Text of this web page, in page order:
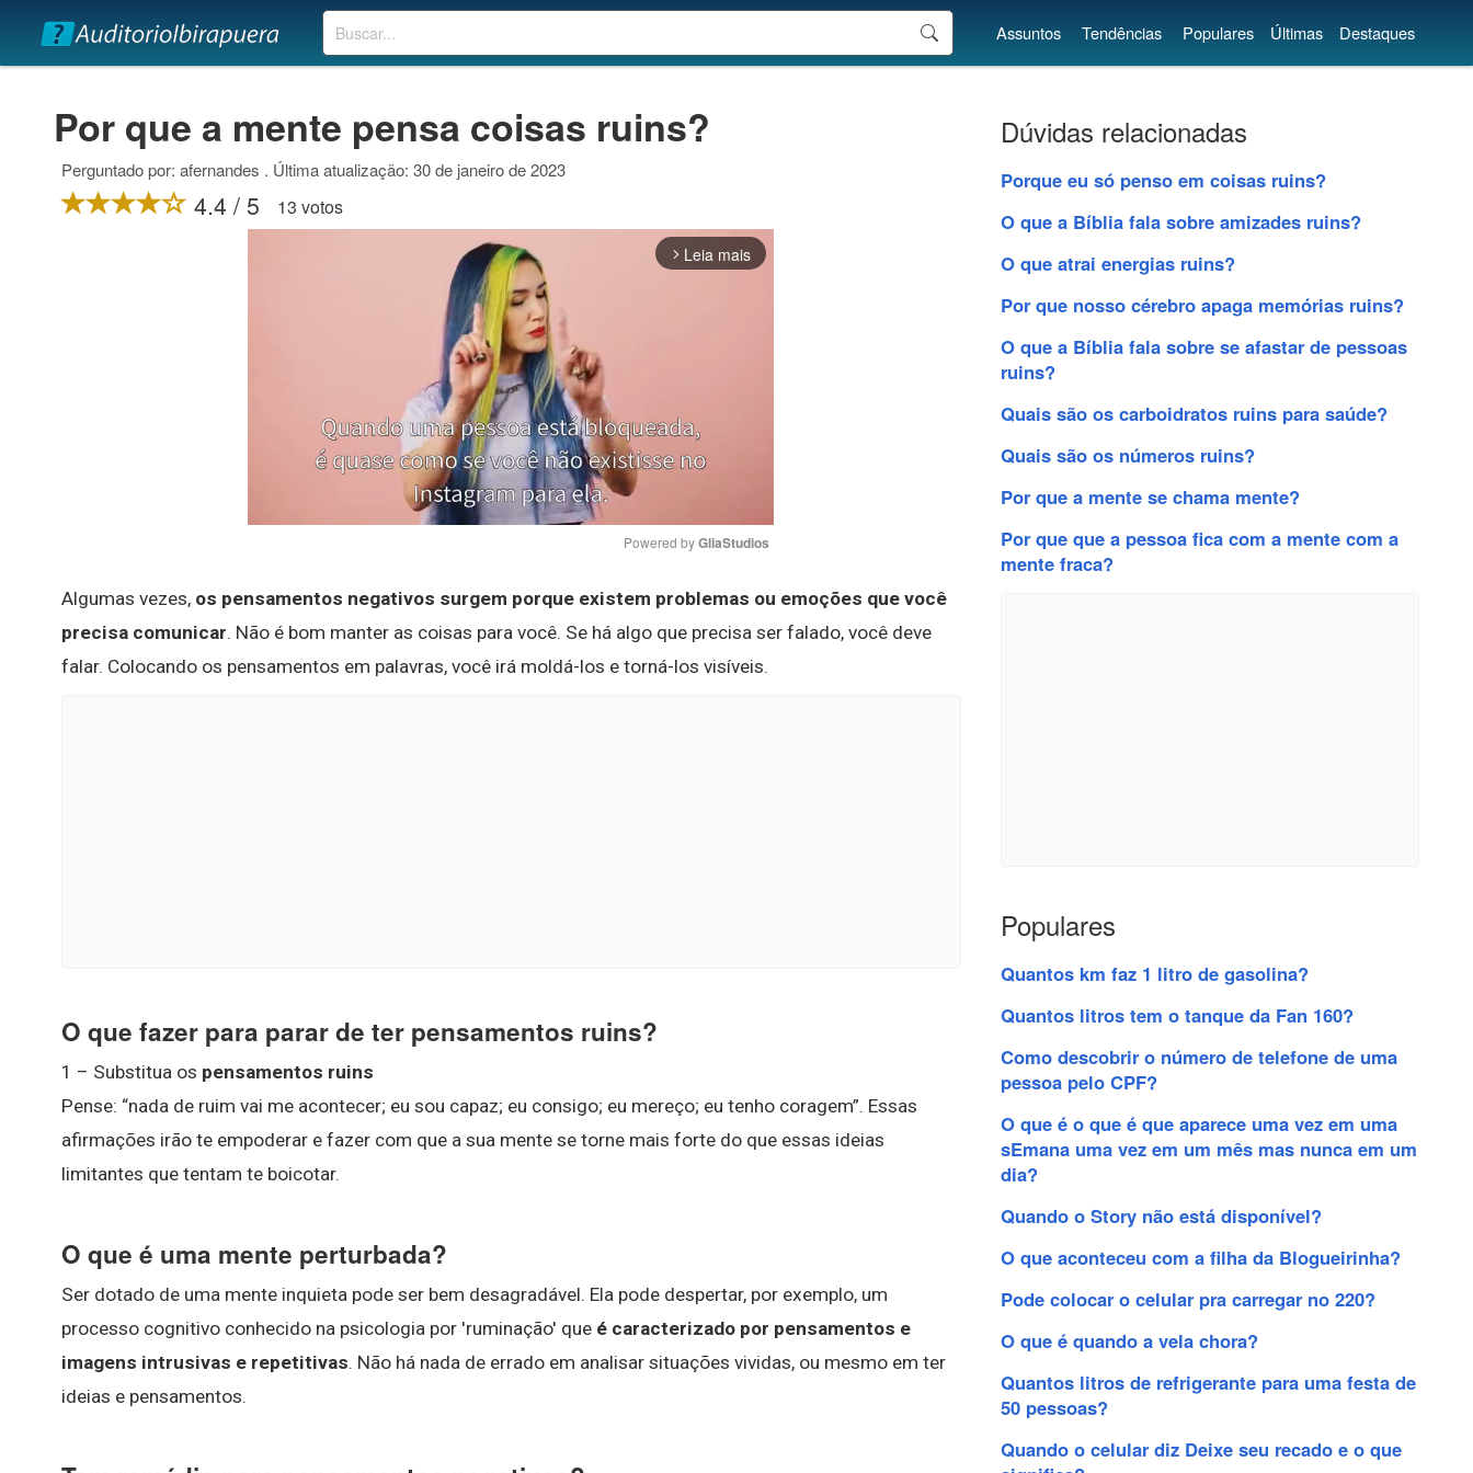
Buscar Assuntos Tendências Populares Últimas Destaques
Por que a mente pensa coisas ruins?
Perguntado por: afernandes . Última atualização: 30 de janeiro de 2023
4.4 / 5 13 votos
arrow_forward_ios Leia mais
Mute
Powered by GliaStudios
Algumas vezes, os pensamentos negativos surgem porque existem problemas ou emoções que você
precisa comunicar. Não é bom manter as coisas para você. Se há algo que precisa ser falado, você deve
falar. Colocando os pensamentos em palavras, você irá moldá-los e torná-los visíveis.
O que fazer para parar de ter pensamentos ruins?
1 – Substitua os pensamentos ruins
Pense: “nada de ruim vai me acontecer; eu sou capaz; eu consigo; eu mereço; eu tenho coragem”. Essas
afirmações irão te empoderar e fazer com que a sua mente se torne mais forte do que essas ideias
limitantes que tentam te boicotar.
O que é uma mente perturbada?
Ser dotado de uma mente inquieta pode ser bem desagradável. Ela pode despertar, por exemplo, um
processo cognitivo conhecido na psicologia por 'ruminação' que é caracterizado por pensamentos e
imagens intrusivas e repetitivas. Não há nada de errado em analisar situações vividas, ou mesmo em ter
ideias e pensamentos.
Dúvidas relacionadas
Porque eu só penso em coisas ruins?
O que a Bíblia fala sobre amizades ruins?
O que atrai energias ruins?
Por que nosso cérebro apaga memórias ruins?
O que a Bíblia fala sobre se afastar de pessoas
ruins?
Quais são os carboidratos ruins para saúde?
Quais são os números ruins?
Por que a mente se chama mente?
Por que que a pessoa fica com a mente com a
mente fraca?
Populares
Quantos km faz 1 litro de gasolina?
Quantos litros tem o tanque da Fan 160?
Como descobrir o número de telefone de uma
pessoa pelo CPF?
O que é o que é que aparece uma vez em uma
sEmana uma vez em um mês mas nunca em um
dia?
Quando o Story não está disponível?
O que aconteceu com a filha da Blogueirinha?
Pode colocar o celular pra carregar no 220?
O que é quando a vela chora?
Quantos litros de refrigerante para uma festa de
50 pessoas?
Quando o celular diz Deixe seu recado e o que